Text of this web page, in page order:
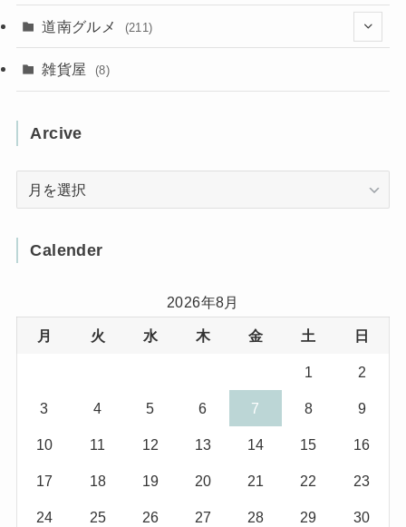
(31)
(16)(2)
(1) (2)
(2)
(11)
(13)
(10)
道南グルメ (211)
(3)
(10)
雑貨屋 (8)
Arcive
Arcive
Calender
2026年8月
月 火 水 木 金 土 日
1 2
3 4 5 6 7 8 9
10 11 12 13 14 15 16
17 18 19 20 21 22 23
24 25 26 27 28 29 30